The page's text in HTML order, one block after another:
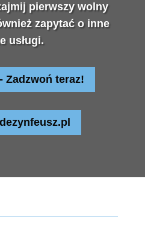
pierwszy wolny
zapytać o inne
usługi.
Zadzwoń teraz!